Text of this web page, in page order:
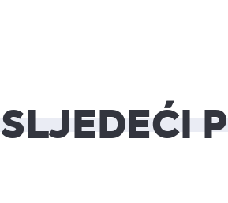
SLJEDEĆI